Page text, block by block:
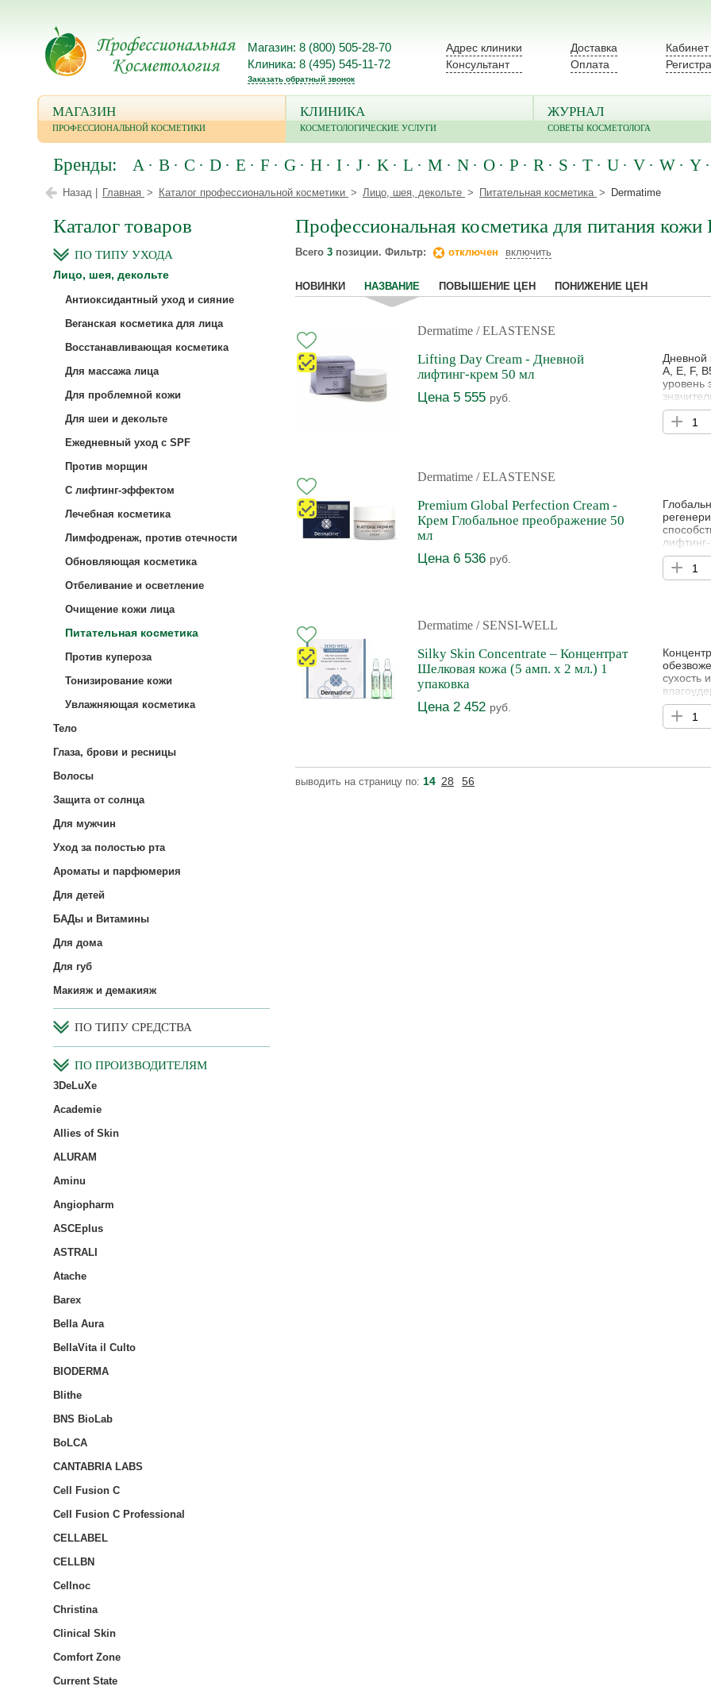
Магазин: 8 (800) 505-28-70
Клиника: 8 (495) 545-11-72
Заказать обратный звонок
Адрес клиники
Консультант
Доставка
Оплата
Кабинет
МАГАЗИН
ПРОФЕССИОНАЛЬНОЙ КОСМЕТИКИ
КЛИНИКА
КОСМЕТОЛОГИЧЕСКИЕ УСЛУГИ
ЖУРНАЛ
СОВЕТЫ КОСМЕТОЛОГА
Бренды: A B C D E F G H I J K L M N O P R S T U V W Y
Назад | Главная Каталог профессиональной косметики Лицо, шея, декольте Питательная косметика Dermatime
Профессиональная косметика для питания кожи
Всего 3 позиции. Фильтр: отключен включить
НОВИНКИ НАЗВАНИЕ ПОВЫШЕНИЕ ЦЕН ПОНИЖЕНИЕ ЦЕН
Dermatime / ELASTENSE
Lifting Day Cream - Дневной
лифтинг-крем 50 мл
Цена 5 555 руб.
Дневной
A, E, F,
уровень
+
Dermatime / ELASTENSE
Premium Global Perfection Cream -
Крем Глобальное преображение 50
мл
Цена 6 536 руб. +
Dermatime / SENSI-WELL
Silky Skin Concentrate – Концентрат
Шелковая кожа (5 амп. х 2 мл.) 1
упаковка
Цена 2 452 руб.
сухость
+
выводить на страницу по: 14 28 56
Каталог товаров
ПО ТИПУ УХОДА
Лицо, шея, декольте
Антиоксидантный уход и сияние
Веганская косметика для лица
Восстанавливающая косметика
Для массажа лица
Для проблемной кожи
Для шеи и декольте
Ежедневный уход с SPF
Против морщин
С лифтинг-эффектом
Лечебная косметика
Лимфодренаж, против отечности
Обновляющая косметика
Отбеливание и осветление
Очищение кожи лица
Питательная косметика
Против купероза
Тонизирование кожи
Увлажняющая косметика
Тело
Глаза, брови и ресницы
Волосы
Защита от солнца
Для мужчин
Уход за полостью рта
Ароматы и парфюмерия
Для детей
БАДы и Витамины
Для дома
Для губ
Макияж и демакияж
ПО ТИПУ СРЕДСТВА
ПО ПРОИЗВОДИТЕЛЯМ
3DeLuXe
Academie
Allies of Skin
ALURAM
Aminu
Angiopharm
ASCEplus
ASTRALI
Atache
Barex
Bella Aura
BellaVita il Culto
BIODERMA
Blithe
BNS BioLab
BoLCA
CANTABRIA LABS
Cell Fusion C
Cell Fusion C Professional
CELLABEL
CELLBN
Cellnoc
Christina
Clinical Skin
Comfort Zone
Current State